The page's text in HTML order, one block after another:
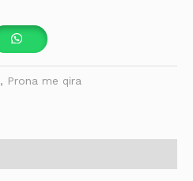
, Prona me qira